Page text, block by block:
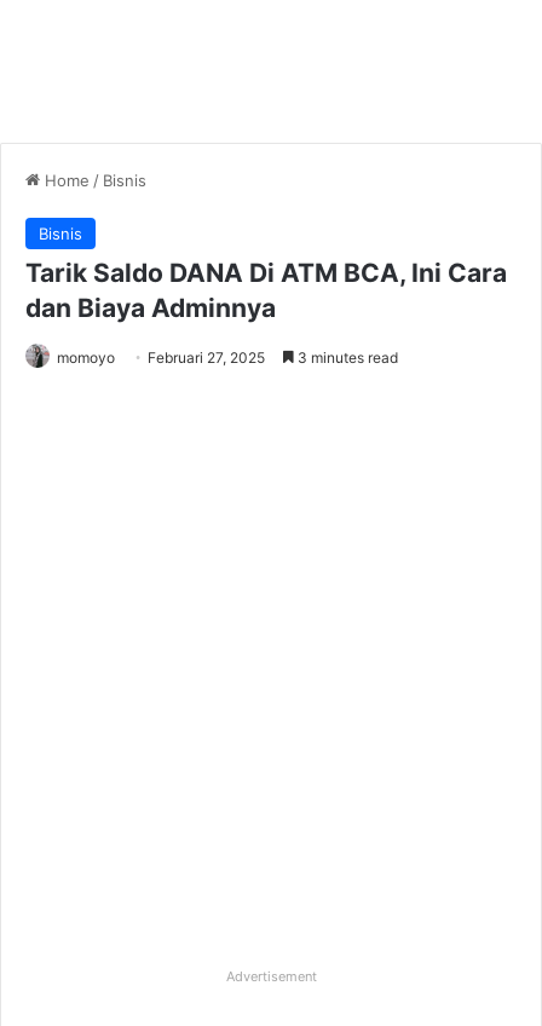
Home / Bisnis
Bisnis
Tarik Saldo DANA Di ATM BCA, Ini Cara
dan Biaya Adminnya
momoyo Februari 27, 2025 3 minutes read
Advertisement